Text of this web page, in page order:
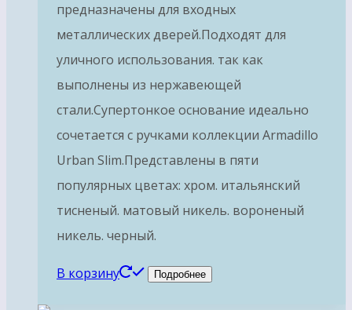
предназначены для входных
металлических дверей.Подходят для
уличного использования. так как
выполнены из нержавеющей
стали.Супертонкое основание идеально
сочетается с ручками коллекции Armadillo
Urban Slim.Представлены в пяти
популярных цветах: хром. итальянский
тисненый. матовый никель. вороненый
никель. черный.
В корзину Подробнее